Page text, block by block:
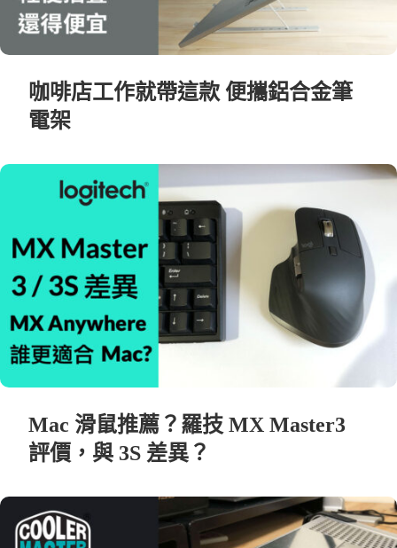
咖啡店工作就帶這款 便攜鋁合金筆
電架
Mac 滑鼠推薦？羅技 MX Master3
評價，與 3S 差異？